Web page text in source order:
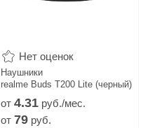
Нет оценок
Наушники
realme Buds T200 Lite (черный)
от 4.31 руб./мес.
от 79 руб.